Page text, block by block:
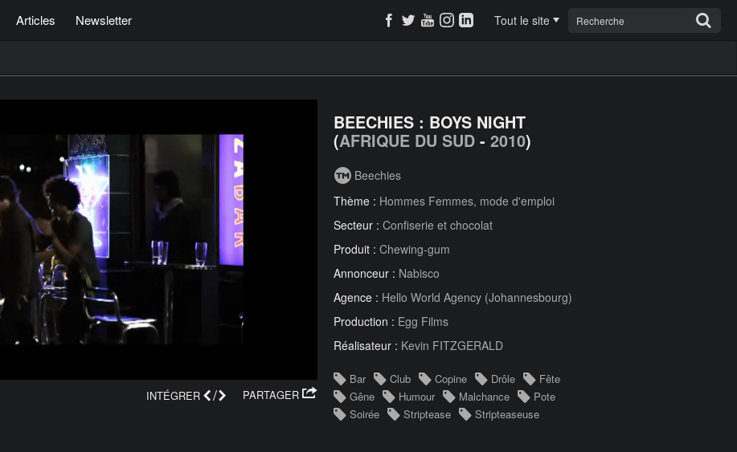
Articles Newsletter Tout le site
PARTAGER
INTÉGRER /
BEECHIES : BOYS NIGHT
(AFRIQUE DU SUD - 2010)
Beechies
Thème : Hommes Femmes, mode d'emploi
Secteur : Confiserie et chocolat
Produit : Chewing-gum
Annonceur : Nabisco
Agence : Hello World Agency (Johannesbourg)
Production : Egg Films
Réalisateur : Kevin FITZGERALD
Bar Club Copine Drôle
Fête
Gêne
Humour Malchance
Pote
Soirée
Striptease Stripteaseuse